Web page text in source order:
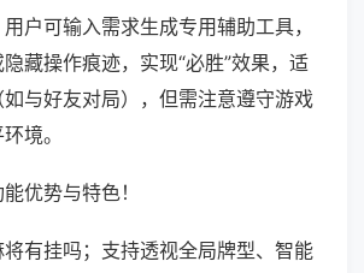
户可输入需求生成专用辅助工具，
藏操作痕迹，实现“必胜”效果，适
与好友对局），但需注意遵守游戏
境。
优势与特色！
有挂吗；支持透视全局牌型、智能